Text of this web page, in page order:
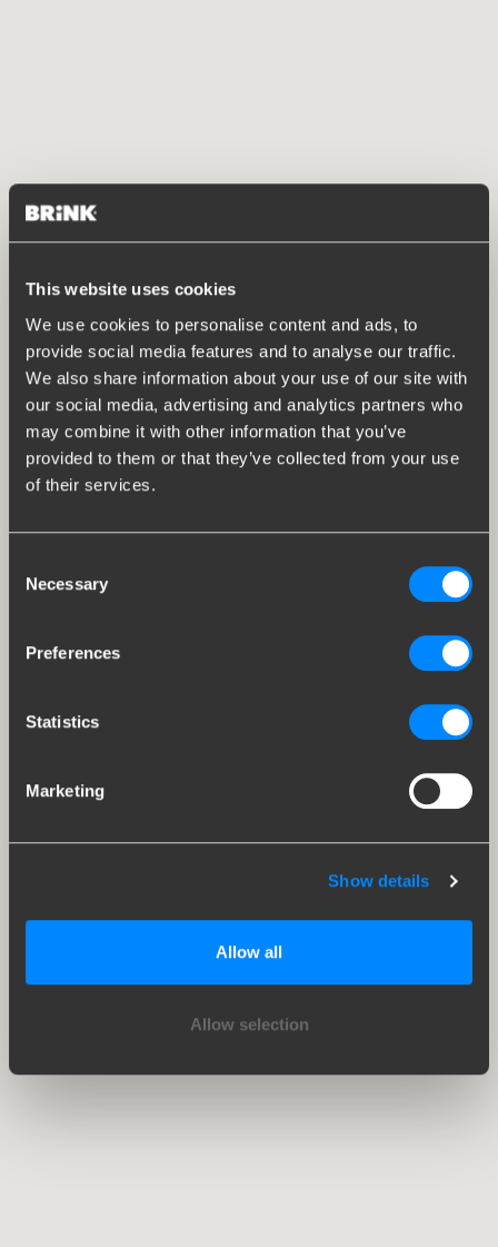
This website uses cookies
We use cookies to personalise content and ads, to
provide social media features and to analyse our traffic.
We also share information about your use of our site with
our social media, advertising and analytics partners who
may combine it with other information that you’ve
provided to them or that they’ve collected from your use
of their services.
Selection
Necessary
Preferences
Statistics
Marketing
Show details
Allow all
Allow selection